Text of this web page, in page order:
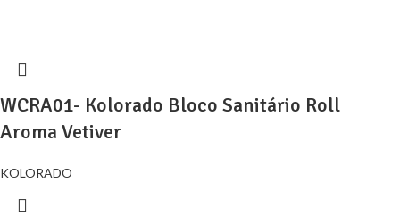
WCRA01- Kolorado Bloco Sanitário Roll
Aroma Vetiver
KOLORADO